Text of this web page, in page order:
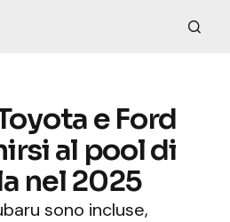
e Ford
al pool di
nel 2025
sono incluse,